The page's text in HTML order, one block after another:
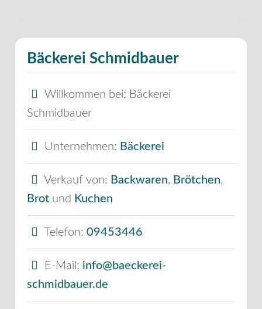
Bäckerei Schmidbauer
Willkommen bei: Bäckerei
Schmidbauer
Unternehmen: Bäckerei
Verkauf von: Backwaren, Brötchen,
Brot und Kuchen
Telefon: 09453446
E-Mail: info@baeckerei-
schmidbauer.de